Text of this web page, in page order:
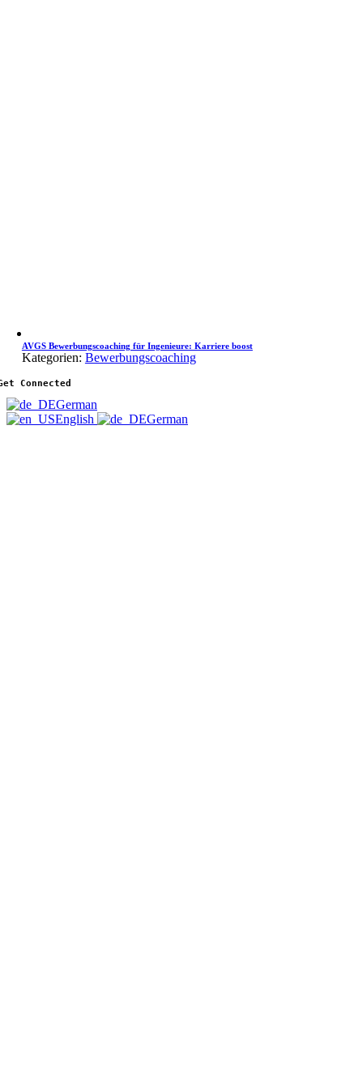
AVGS Bewerbungscoaching für Ingenieure: Karriere boost
Kategorien: Bewerbungscoaching
Connected
German
English
German